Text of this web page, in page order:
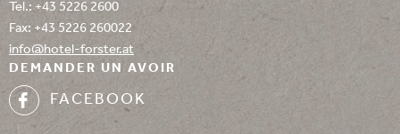
Tel.:+43 5226 2600
Fax: +43 5226 260022
info@hotel-forster.at
DEMANDER UN AVOIR
FACEBOOK